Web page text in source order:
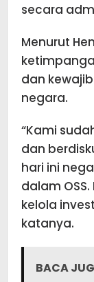
secara
Menurut
dan
negara.
“Kami
dan
hari ini
dalam
kelola
katanya.
BACA